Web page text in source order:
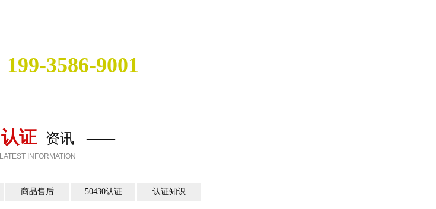
199-3586-9001
认证 资讯 ——
LATEST INFORMATION
商品售后 50430认证 认证知识